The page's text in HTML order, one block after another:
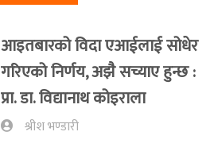
आइतबारको विदा एआईलाई सोधेर
गरिएको निर्णय, अझै सच्याए हुन्छ :
प्रा‍. डा. विद्यानाथ कोइराला
श्रीश भण्डारी